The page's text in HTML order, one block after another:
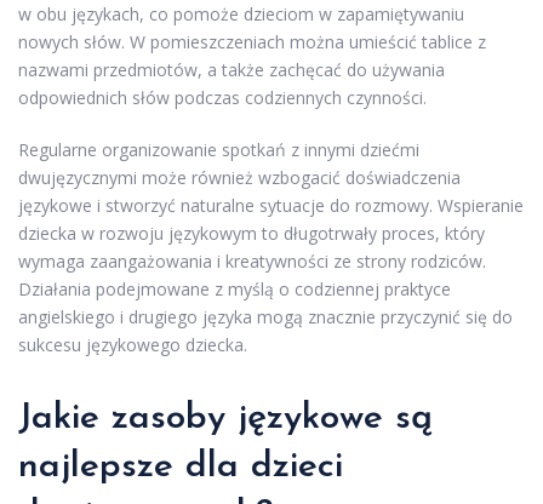
w obu językach, co pomoże dzieciom w zapamiętywaniu
nowych słów. W pomieszczeniach można umieścić tablice z
nazwami przedmiotów, a także zachęcać do używania
odpowiednich słów podczas codziennych czynności.
Regularne organizowanie spotkań z innymi dziećmi
dwujęzycznymi może również wzbogacić doświadczenia
językowe i stworzyć naturalne sytuacje do rozmowy. Wspieranie
dziecka w rozwoju językowym to długotrwały proces, który
wymaga zaangażowania i kreatywności ze strony rodziców.
Działania podejmowane z myślą o codziennej praktyce
angielskiego i drugiego języka mogą znacznie przyczynić się do
sukcesu językowego dziecka.
Jakie zasoby językowe są
najlepsze dla dzieci